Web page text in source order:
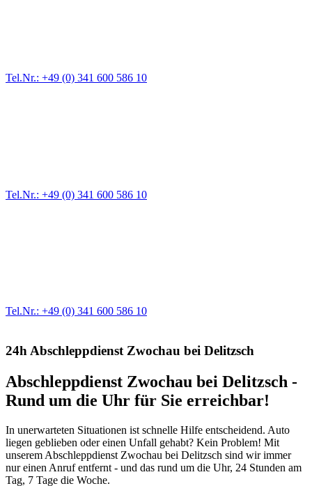
Tel.Nr.: +49 (0) 341 600 586 10
Tel.Nr.: +49 (0) 341 600 586 10
Tel.Nr.: +49 (0) 341 600 586 10
24h Abschleppdienst Zwochau bei Delitzsch
Abschleppdienst Zwochau bei Delitzsch -
Rund um die Uhr für Sie erreichbar!
In unerwarteten Situationen ist schnelle Hilfe entscheidend. Auto
liegen geblieben oder einen Unfall gehabt? Kein Problem! Mit
unserem Abschleppdienst Zwochau bei Delitzsch sind wir immer
nur einen Anruf entfernt - und das rund um die Uhr, 24 Stunden am
Tag, 7 Tage die Woche.